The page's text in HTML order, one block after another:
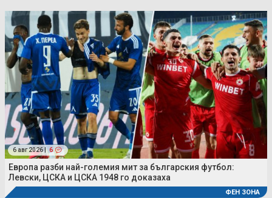
6 авг 2026 | 6
Европа разби най-големия мит за българския футбол:
Левски, ЦСКА и ЦСКА 1948 го доказаха
ФЕН ЗОНА